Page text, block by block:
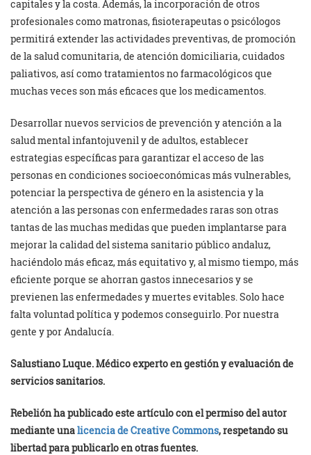
capitales y la costa. Además, la incorporación de otros
profesionales como matronas, fisioterapeutas o psicólogos
permitirá extender las actividades preventivas, de promoción
de la salud comunitaria, de atención domiciliaria, cuidados
paliativos, así como tratamientos no farmacológicos que
muchas veces son más eficaces que los medicamentos.
Desarrollar nuevos servicios de prevención y atención a la
salud mental infantojuvenil y de adultos, establecer
estrategias específicas para garantizar el acceso de las
personas en condiciones socioeconómicas más vulnerables,
potenciar la perspectiva de género en la asistencia y la
atención a las personas con enfermedades raras son otras
tantas de las muchas medidas que pueden implantarse para
mejorar la calidad del sistema sanitario público andaluz,
haciéndolo más eficaz, más equitativo y, al mismo tiempo, más
eficiente porque se ahorran gastos innecesarios y se
previenen las enfermedades y muertes evitables. Solo hace
falta voluntad política y podemos conseguirlo. Por nuestra
gente y por Andalucía.
Salustiano Luque. Médico experto en gestión y evaluación de
servicios sanitarios.
Rebelión ha publicado este artículo con el permiso del autor
mediante unalicencia de Creative Commons, respetando su
libertad para publicarlo en otras fuentes.